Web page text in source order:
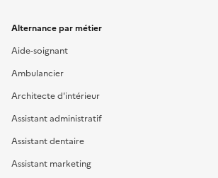
Alternance par métier
Aide-soignant
Ambulancier
Architecte d'intérieur
Assistant administratif
Assistant dentaire
Assistant marketing